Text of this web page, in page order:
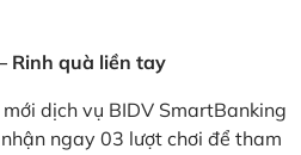
Rinh quà liền tay
dịch vụ BIDV SmartBanking
ngay 03 lượt chơi để tham